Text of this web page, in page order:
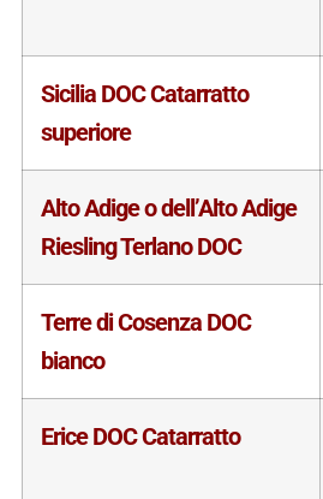
Sicilia DOC Catarratto
superiore
Alto Adige o dell’Alto Adige
Riesling Terlano DOC
Terre di Cosenza DOC
bianco
Erice DOC Catarratto